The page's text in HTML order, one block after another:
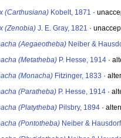
(Carthusiana) Kobelt, 1871 ·
(Zenobia) J. E. Gray, 1821 ·
(Aegaeotheba) Neiber &
(Metatheba) P. Hesse, 1914 ·
(Monacha) Fitzinger, 1833 ·
(Paratheba) P. Hesse, 1914 ·
(Platytheba) Pilsbry, 1894 ·
(Pontotheba) Neiber &